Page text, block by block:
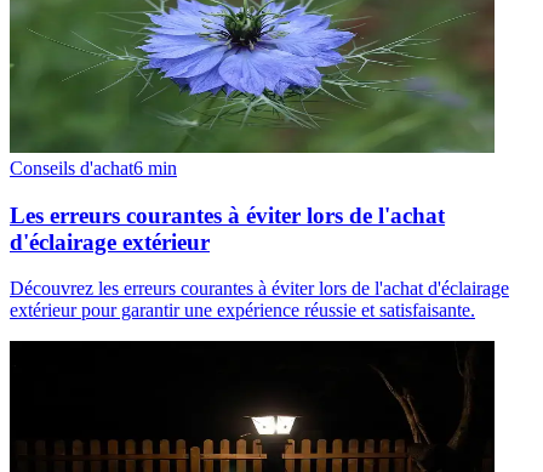
Conseils d'achat6 min
Les erreurs courantes à éviter lors de l'achat
d'éclairage extérieur
Découvrez les erreurs courantes à éviter lors de l'achat d'éclairage
extérieur pour garantir une expérience réussie et satisfaisante.